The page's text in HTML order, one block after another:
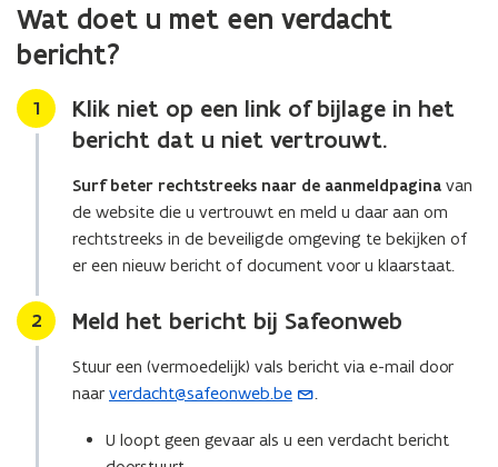
u
r
i
t
y
u
r
c
u
r
t
B
u
Wat doet u met een verdacht
bericht?
Stap
1
Klik niet op een link of bijlage in het
bericht dat u niet vertrouwt.
Surf beter rechtstreeks naar de aanmeldpagina van
de website die u vertrouwt en meld u daar aan om
rechtstreeks in de beveiligde omgeving te bekijken of
er een nieuw bericht of document voor u klaarstaat.
Stap
2 Meld het bericht bij Safeonweb
Stuur een (vermoedelijk) vals bericht via e-mail door
naar verdacht@safeonweb.be
(
p
.
U loopt geen gevaar als u een verdacht bericht